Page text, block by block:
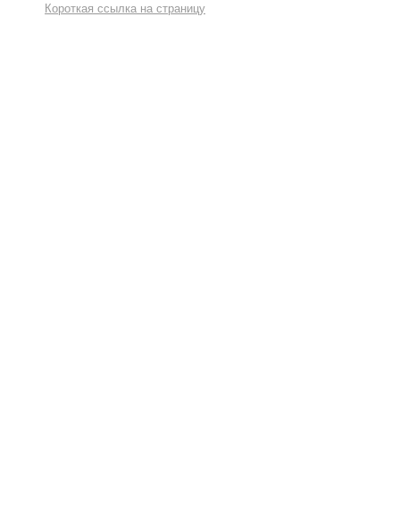
Короткая ссылка на страницу